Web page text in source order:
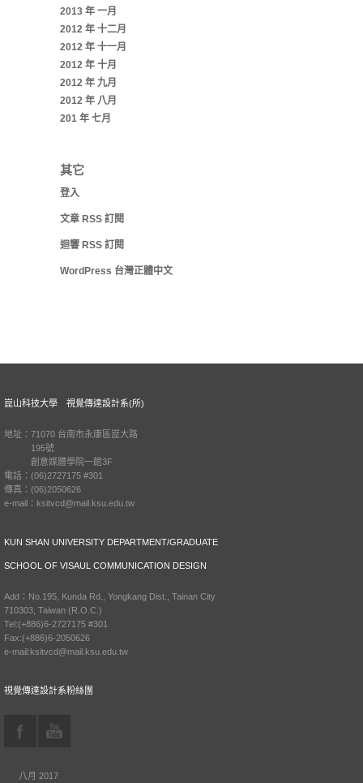
2013 年 一月
2012 年 十二月
2012 年 十一月
2012 年 十月
2012 年 九月
2012 年 八月
201 年 七月
其它
登入
文章 RSS 訂閱
迴響 RSS 訂閱
WordPress 台灣正體中文
崑山科技大學 視覺傳達設計系(所)
地址：71070 台南市永康區崑大路
195號
創意媒體學院一館3F
電話：(06)2727175 #301
傳真：(06)2050626
e-mail：ksitvcd@mail.ksu.edu.tw
KUN SHAN UNIVERSITY DEPARTMENT/GRADUATE
SCHOOL OF VISAUL COMMUNICATION DESIGN
Add：No.195, Kunda Rd., Yongkang Dist., Tainan City
710303, Taiwan (R.O.C.)
Tel:(+886)6-2727175 #301
Fax:(+886)6-2050626
e-mail:ksitvcd@mail.ksu.edu.tw
視覺傳達設計系粉絲團
八月 2017